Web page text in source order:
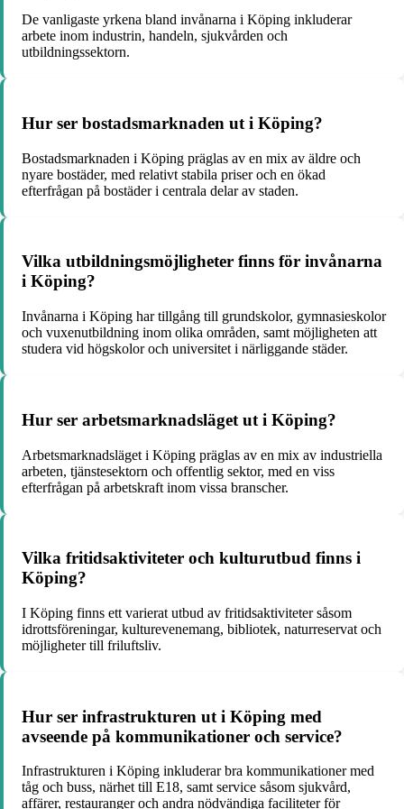
De vanligaste yrkena bland invånarna i Köping inkluderar
arbete inom industrin, handeln, sjukvården och
utbildningssektorn.
Hur ser bostadsmarknaden ut i Köping?
Bostadsmarknaden i Köping präglas av en mix av äldre och
nyare bostäder, med relativt stabila priser och en ökad
efterfrågan på bostäder i centrala delar av staden.
Vilka utbildningsmöjligheter finns för invånarna
i Köping?
Invånarna i Köping har tillgång till grundskolor, gymnasieskolor
och vuxenutbildning inom olika områden, samt möjligheten att
studera vid högskolor och universitet i närliggande städer.
Hur ser arbetsmarknadsläget ut i Köping?
Arbetsmarknadsläget i Köping präglas av en mix av industriella
arbeten, tjänstesektorn och offentlig sektor, med en viss
efterfrågan på arbetskraft inom vissa branscher.
Vilka fritidsaktiviteter och kulturutbud finns i
Köping?
I Köping finns ett varierat utbud av fritidsaktiviteter såsom
idrottsföreningar, kulturevenemang, bibliotek, naturreservat och
möjligheter till friluftsliv.
Hur ser infrastrukturen ut i Köping med
avseende på kommunikationer och service?
Infrastrukturen i Köping inkluderar bra kommunikationer med
tåg och buss, närhet till E18, samt service såsom sjukvård,
affärer, restauranger och andra nödvändiga faciliteter för